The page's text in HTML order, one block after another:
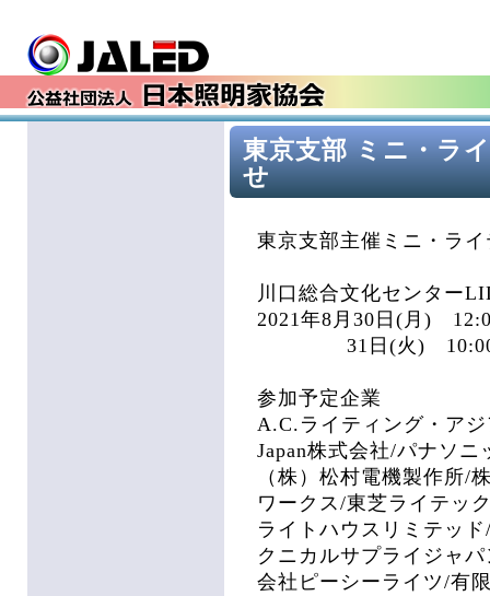
東京支部 ミニ・ラ
せ
東京支部主催ミニ・ラ
川口総合文化センター
2021年8月30日(月)
31日(火) 10:00-
参加予定企業
A.C.ライティング・ア
Japan株式会社/パナソ
（株）松村電機製作所/
ワークス/東芝ライテッ
ライトハウスリミテッ
クニカルサプライジャ
会社ピーシーライツ/有